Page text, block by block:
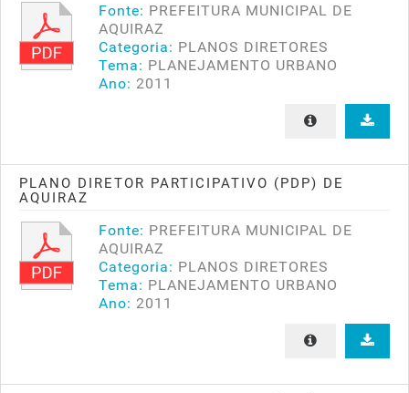
Fonte: PREFEITURA MUNICIPAL DE
AQUIRAZ
Categoria: PLANOS DIRETORES
Tema: PLANEJAMENTO URBANO
Ano: 2011
PLANO DIRETOR PARTICIPATIVO (PDP) DE
AQUIRAZ
Fonte: PREFEITURA MUNICIPAL DE
AQUIRAZ
Categoria: PLANOS DIRETORES
Tema: PLANEJAMENTO URBANO
Ano: 2011